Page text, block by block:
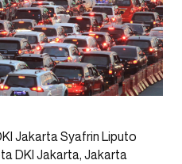
Jakarta Syafrin Liputo
DKI Jakarta, Jakarta